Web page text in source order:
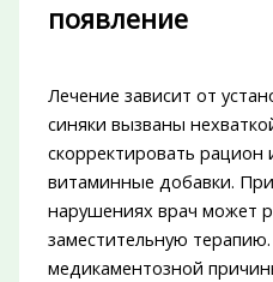
появление
Лечение зависит от
синяки вызваны
скорректировать рацион
витаминные добавки.
нарушениях врач может
заместительную терапию.
медикаментозной